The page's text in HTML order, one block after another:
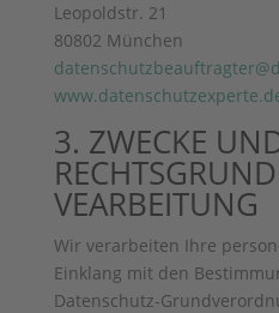
Leopoldstr. 21
80802 München
3. ZWECKE
VEARBEITUNG
Wir verarbeiten Ihre
Einklang mit den
Datenschutz-